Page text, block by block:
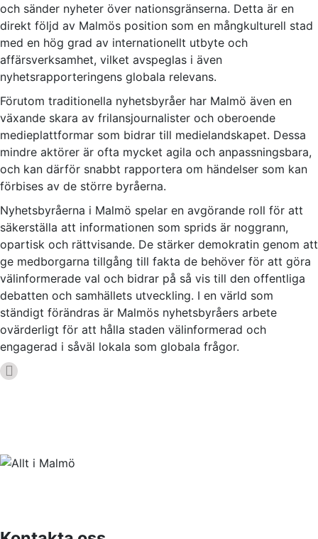
och sänder nyheter över nationsgränserna. Detta är en
direkt följd av Malmös position som en mångkulturell stad
med en hög grad av internationellt utbyte och
affärsverksamhet, vilket avspeglas i även
nyhetsrapporteringens globala relevans.
Förutom traditionella nyhetsbyråer har Malmö även en
växande skara av frilansjournalister och oberoende
medieplattformar som bidrar till medielandskapet. Dessa
mindre aktörer är ofta mycket agila och anpassningsbara,
och kan därför snabbt rapportera om händelser som kan
förbises av de större byråerna.
Nyhetsbyråerna i Malmö spelar en avgörande roll för att
säkerställa att informationen som sprids är noggrann,
opartisk och rättvisande. De stärker demokratin genom att
ge medborgarna tillgång till fakta de behöver för att göra
välinformerade val och bidrar på så vis till den offentliga
debatten och samhällets utveckling. I en värld som
ständigt förändras är Malmös nyhetsbyråers arbete
ovärderligt för att hålla staden välinformerad och
engagerad i såväl lokala som globala frågor.